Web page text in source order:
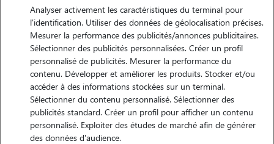
Delphine
PLEUDIHEN SUR RANCE 22690
Analyser activement les caractéristiques du terminal pour
l'identification. Utiliser des données de géolocalisation précises.
Mesurer la performance des publicités/annonces publicitaires.
Sélectionner des publicités personnalisées. Créer un profil
personnalisé de publicités. Mesurer la performance du
contenu. Développer et améliorer les produits. Stocker et/ou
accéder à des informations stockées sur un terminal.
Sélectionner du contenu personnalisé. Sélectionner des
publicités standard. Créer un profil pour afficher un contenu
personnalisé. Exploiter des études de marché afin de générer
des données d'audience.